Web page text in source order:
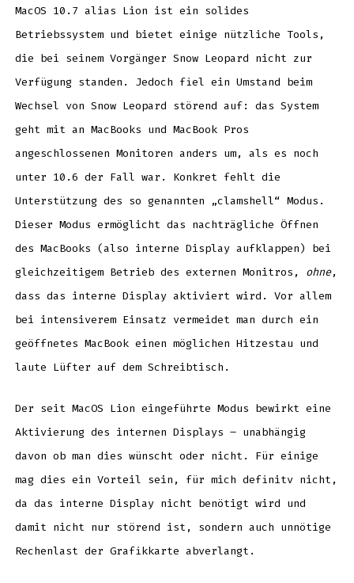
bei
Monitor
deaktivieren
MacOS 10.7 alias Lion ist ein solides
Betriebssystem und bietet einige nützliche Tools,
die bei seinem Vorgänger Snow Leopard nicht zur
Verfügung standen. Jedoch fiel ein Umstand beim
Wechsel von Snow Leopard störend auf: das System
geht mit an MacBooks und MacBook Pros
angeschlossenen Monitoren anders um, als es noch
unter 10.6 der Fall war. Konkret fehlt die
Unterstützung des so genannten „clamshell“ Modus.
Dieser Modus ermöglicht das nachträgliche Öffnen
des MacBooks (also interne Display aufklappen) bei
gleichzeitigem Betrieb des externen Monitros, ohne,
dass das interne Display aktiviert wird. Vor allem
bei intensiverem Einsatz vermeidet man durch ein
geöffnetes MacBook einen möglichen Hitzestau und
laute Lüfter auf dem Schreibtisch.
Der seit MacOS Lion eingeführte Modus bewirkt eine
Aktivierung des internen Displays – unabhängig
davon ob man dies wünscht oder nicht. Für einige
mag dies ein Vorteil sein, für mich definitv nicht,
da das interne Display nicht benötigt wird und
damit nicht nur störend ist, sondern auch unnötige
Rechenlast der Grafikkarte abverlangt.